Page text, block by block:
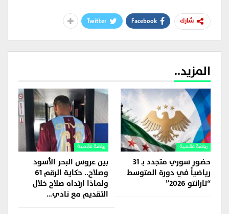
شارك Facebook
Twitter
المزيد..
رياضة عالمية
حضور سوري متجدد بـ 31
رياضياً في دورة المتوسط
“تارانتو 2026”
رياضة عالمية
بين عروس البحر الأسود
وصلاح.. حكاية الرقم 61
ولماذا ارتداه صلاح خلال
التقديم مع نادي…